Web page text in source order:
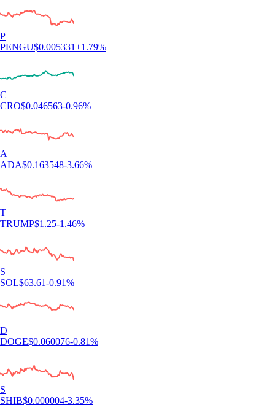
P
PENGU$0.005331+1.79%
C
CRO$0.046563-0.96%
A
ADA$0.163548-3.66%
T
TRUMP$1.25-1.46%
S
SOL$63.61-0.91%
D
DOGE$0.060076-0.81%
S
SHIB$0.000004-3.35%